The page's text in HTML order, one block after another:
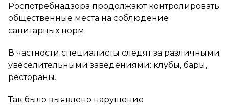
Роспотребнадзора продолжают контролировать
общественные места на соблюдение
санитарных норм.
В частности специалисты следят за различными
увеселительными заведениями: клубы, бары,
рестораны.
Так было выявлено нарушение